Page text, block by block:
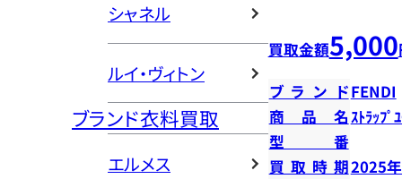
シャネル
ルイ・ヴィトン
ブランド衣料買取
エルメス
買取金額5,000
ブランドFENDI
商品名ｽﾄﾗｯﾌﾟ
型番
買取時期2025